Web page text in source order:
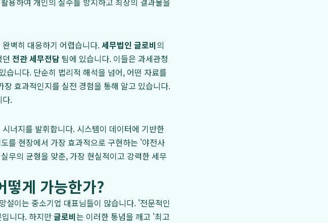
벽히 대응하기 어렵습니다.세무법인 글로비의
전관 세무전담 팀에 있습니다. 이들은 과세관청
습니다. 단순히 법리적 해석을 넘어, 어떤 자료를
효과적인지를 실전 경험을 통해 알고 있습니다.
다.
너지를 발휘합니다. 시스템이 데이터에 기반한
를 현장에서 가장 효과적으로 구현하는 '야전사
무의 균형을 맞춘, 가장 현실적이고 강력한 세무
떻게 가능한가?
설이는 중소기업 대표님들이 많습니다. '전문적인
니다. 하지만글로비는 이러한 통념을 깨고 '최고